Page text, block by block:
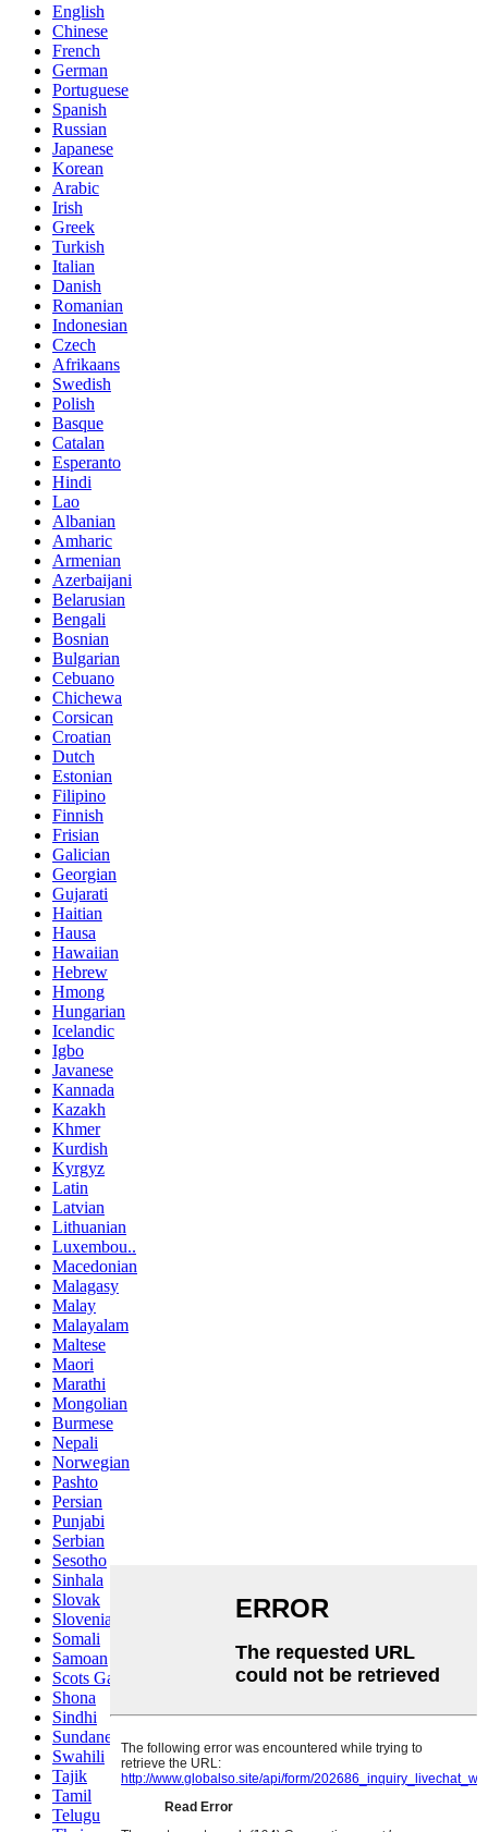
English
Chinese
French
German
Portuguese
Spanish
Russian
Japanese
Korean
Arabic
Irish
Greek
Turkish
Italian
Danish
Romanian
Indonesian
Czech
Afrikaans
Swedish
Polish
Basque
Catalan
Esperanto
Hindi
Lao
Albanian
Amharic
Armenian
Azerbaijani
Belarusian
Bengali
Bosnian
Bulgarian
Cebuano
Chichewa
Corsican
Croatian
Dutch
Estonian
Filipino
Finnish
Frisian
Galician
Georgian
Gujarati
Haitian
Hausa
Hawaiian
Hebrew
Hmong
Hungarian
Icelandic
Igbo
Javanese
Kannada
Kazakh
Khmer
Kurdish
Kyrgyz
Latin
Latvian
Lithuanian
Luxembou..
Macedonian
Malagasy
Malay
Malayalam
Maltese
Maori
Marathi
Mongolian
Burmese
Nepali
Norwegian
Pashto
Persian
Punjabi
Serbian
Sesotho
Sinhala
Slovak
Slovenian
Somali
Samoan
Scots Gaelic
Shona
Sindhi
Sundanese
Swahili
Tajik
Tamil
Telugu